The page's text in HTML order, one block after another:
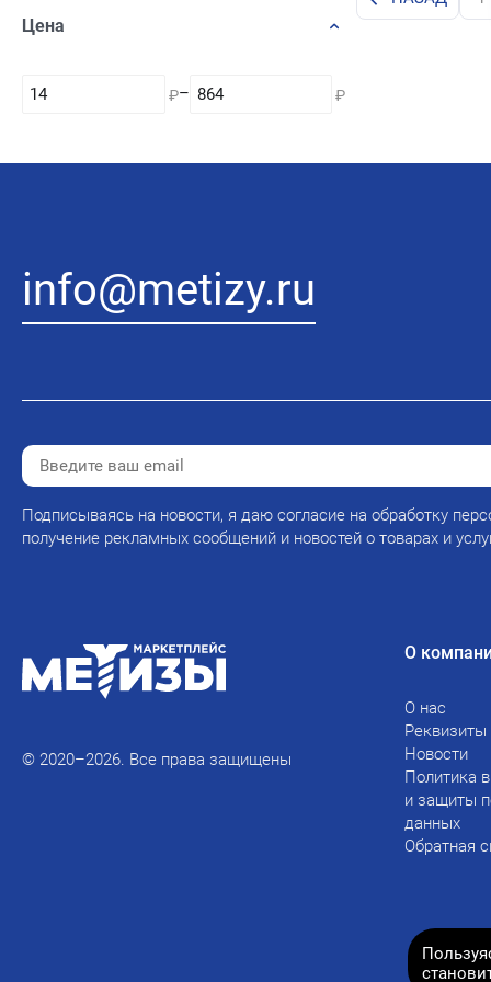
Цена
₽– ₽
info@metizy.ru
Подписываясь на новости, я даю согласие на обработку
получение рекламных сообщений и новостей о товарах и
© 2020–2026. Все права защищены
О
О нас
Реквизиты
Новости
Политика
и защиты
данных
Обратная